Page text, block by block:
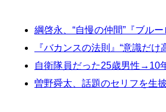
綱啓永、“自慢の仲間”『ブル
『バカンスの法則』“意識だ
自衛隊員だった25歳男性→10
曽野舜太、話題のセリフを生